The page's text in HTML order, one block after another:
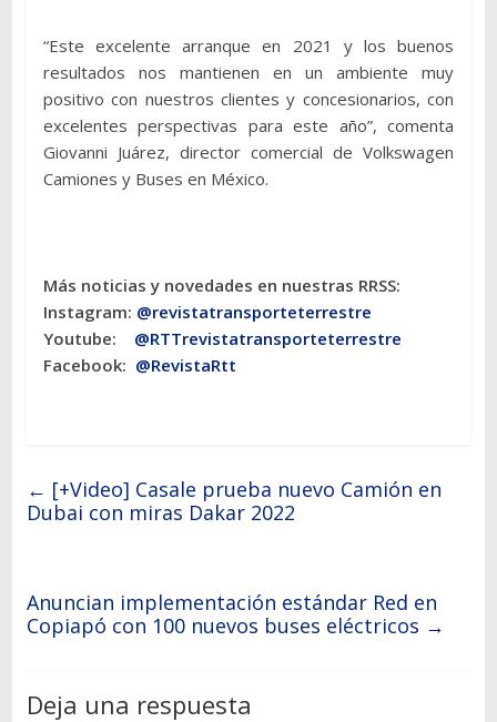
“Este excelente arranque en 2021 y los buenos
resultados nos mantienen en un ambiente muy
positivo con nuestros clientes y concesionarios, con
excelentes perspectivas para este año”, comenta
Giovanni Juárez, director comercial de Volkswagen
Camiones y Buses en México.
Más noticias y novedades en nuestras RRSS:
Instagram: @revistatransporteterrestre
Youtube: @RTTrevistatransporteterrestre
Facebook: @RevistaRtt
← [+Video] Casale prueba nuevo Camión en
Dubai con miras Dakar 2022
Anuncian implementación estándar Red en
Copiapó con 100 nuevos buses eléctricos →
Deja una respuesta